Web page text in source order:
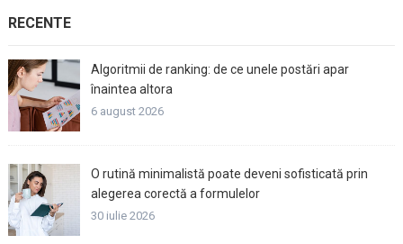
RECENTE
Algoritmii de ranking: de ce unele postări apar
înaintea altora
6 august 2026
O rutină minimalistă poate deveni sofisticată prin
alegerea corectă a formulelor
30 iulie 2026